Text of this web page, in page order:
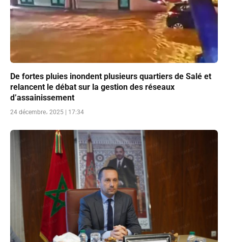
De fortes pluies inondent plusieurs quartiers de Salé et
relancent le débat sur la gestion des réseaux
d’assainissement
24 décembre، 2025 | 17:34